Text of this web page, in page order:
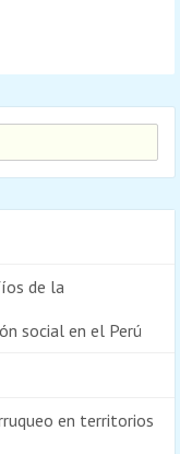
de la
social en el Perú
en territorios